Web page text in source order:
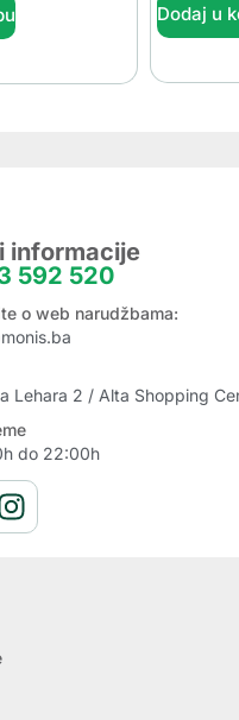
Dodaj u
informacije
592 520
o web narudžbama:
Lehara 2 / Alta Shopping
do 22:00h